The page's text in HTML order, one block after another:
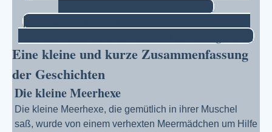
Lesen und verstehen in Schreibschrift
Lesen und verstehen in Schreibschrift die Lösungen dazu
Eine kleine und kurze Zusammenfassung
der Geschichten
Die kleine Meerhexe
Die kleine Meerhexe, die gemütlich in ihrer Muschel
saß, wurde von einem verhexten Meermädchen um Hilfe